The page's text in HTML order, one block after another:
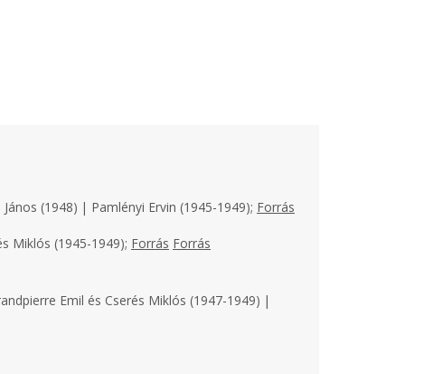
(1948) | Pamlényi Ervin (1945-1949); Forrás
Miklós (1945-1949); Forrás Forrás
Emil és Cserés Miklós (1947-1949) |